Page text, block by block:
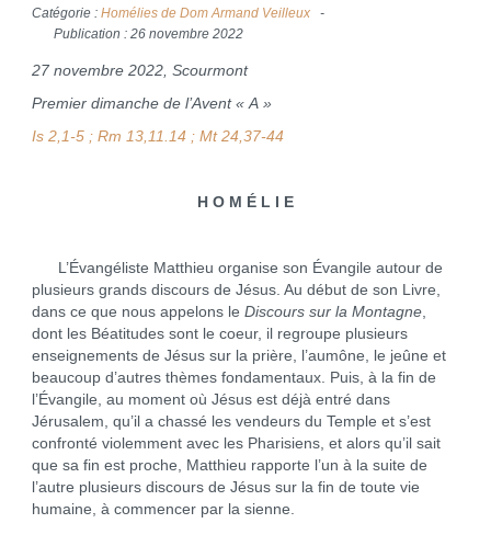
Catégorie : Homélies de Dom Armand Veilleux
Publication : 26 novembre 2022
27 novembre 2022, Scourmont
Premier dimanche de l’Avent « A »
Is 2,1-5 ; Rm 13,11.14 ; Mt 24,37-44
H O M É L I E
L’Évangéliste Matthieu organise son Évangile autour de
plusieurs grands discours de Jésus. Au début de son Livre,
dans ce que nous appelons le Discours sur la Montagne,
dont les Béatitudes sont le coeur, il regroupe plusieurs
enseignements de Jésus sur la prière, l’aumône, le jeûne et
beaucoup d’autres thèmes fondamentaux. Puis, à la fin de
l’Évangile, au moment où Jésus est déjà entré dans
Jérusalem, qu’il a chassé les vendeurs du Temple et s’est
confronté violemment avec les Pharisiens, et alors qu’il sait
que sa fin est proche, Matthieu rapporte l’un à la suite de
l’autre plusieurs discours de Jésus sur la fin de toute vie
humaine, à commencer par la sienne.